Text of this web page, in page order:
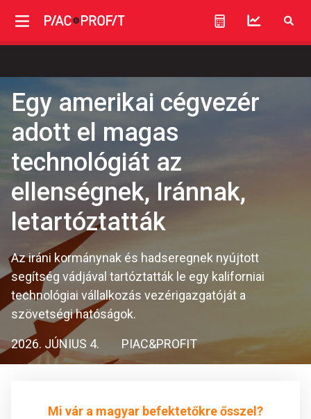
Egy amerikai cégvezér
adott el magas
technológiát az
ellenségnek, Iránnak,
letartóztatták
Az iráni kormánynak és hadseregnek nyújtott
segítség vádjával tartóztatták le egy kaliforniai
technológiai vállalkozás vezérigazgatóját a
szövetségi hatóságok.
2026. JÚNIUS 4. PIAC&PROFIT
Mi vár a magyar befektetőkre ősszel?